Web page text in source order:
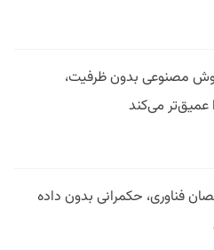
مصنوعی بدون ظرفیت،
می‌کند
فناوری، حکمرانی بدون داده